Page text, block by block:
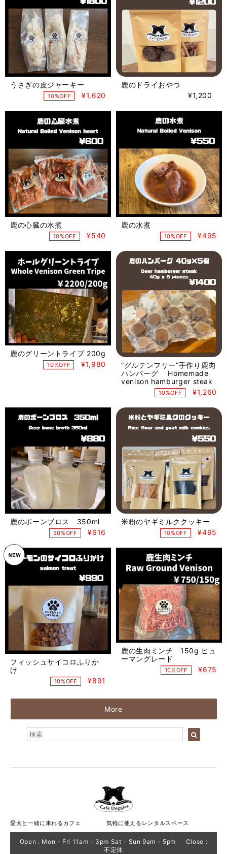
うさぎの皮ジャーキー
10%OFF ¥1,620
鹿のドライおやつ
¥1,200
鹿の心臓の水煮
10%OFF ¥540
鹿の水煮
10%OFF ¥495
鹿のグリーントライプ 200g
10%OFF ¥1,980
“グルテンフリー”手作り鹿肉
ハンバーグ Homemade
venison hamburger steak
10%OFF ¥1,260
鹿のボーンブロス 350ml
30%OFF ¥616
米粉のヤギミルククッキー
10%OFF ¥495
フィッシュサイコロふりか
け
10%OFF ¥891
鹿の生肉ミンチ 150g ヒュ
ーマングレード
10%OFF ¥675
More
愛犬と一緒に来れるカフェ 気軽に使えるレンタルスペース
Open : Mon - Fri 11am - 3pm Sat - Sun 9am - 5pm Close :
不定休